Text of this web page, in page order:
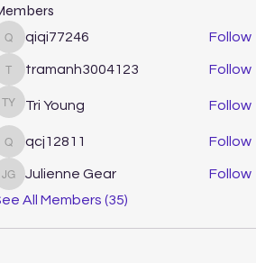
qiqi77246
qiqi77246 Follow
tramanh3004123
tramanh3004123 Follow
Tri Young
Tri Young Follow
qcj12811
qcj12811 Follow
Julienne Gear
Julienne Gear
Follow
All Members (35)